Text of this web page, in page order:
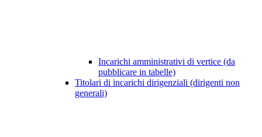
Incarichi amministrativi di vertice (da
pubblicare in tabelle)
Titolari di incarichi dirigenziali (dirigenti non
generali)